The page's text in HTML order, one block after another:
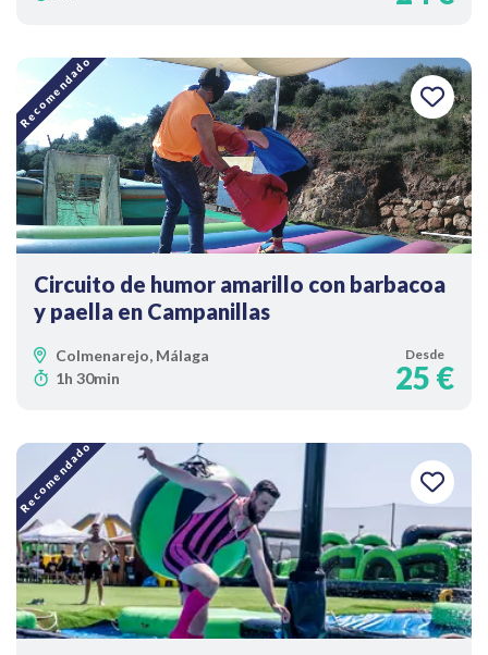
Recomendado
Circuito de humor amarillo con barbacoa
y paella en Campanillas
Colmenarejo, Málaga
1h 30min
Desde
25 €
Recomendado